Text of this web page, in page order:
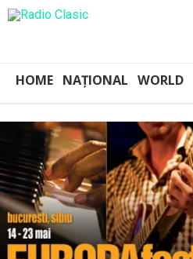
HOME NAȚIONAL WORLD